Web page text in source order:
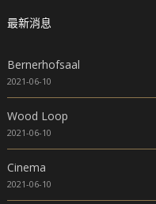
最新消息
Bernerhofsaal
2021-06-10
Wood Loop
2021-06-10
Cinema
2021-06-10